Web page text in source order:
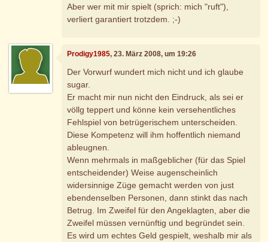
Aber wer mit mir spielt (sprich: mich "ruft"),
verliert garantiert trotzdem. ;-)
Prodigy1985, 23. März 2008, um 19:26
Der Vorwurf wundert mich nicht und ich glaube
sugar.
Er macht mir nun nicht den Eindruck, als sei er
völlg teppert und könne kein versehentliches
Fehlspiel von betrügerischem unterscheiden.
Diese Kompetenz will ihm hoffentlich niemand
ableugnen.
Wenn mehrmals in maßgeblicher (für das Spiel
entscheidender) Weise augenscheinlich
widersinnige Züge gemacht werden von just
ebendenselben Personen, dann stinkt das nach
Betrug. Im Zweifel für den Angeklagten, aber die
Zweifel müssen vernünftig und begründet sein.
Es wird um echtes Geld gespielt, weshalb mir als